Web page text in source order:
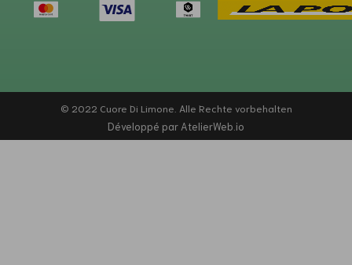
© 2022 Cuore Di Limone. Alle Rechte vorbehalten
Développé par AtelierWeb.io